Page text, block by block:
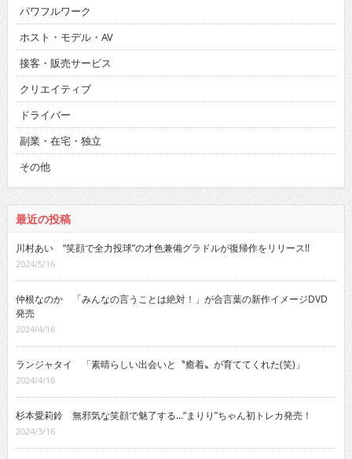
パワフルワーク
ホスト・モデル・AV
接客・販売サービス
クリエイティブ
ドライバー
副業・在宅・独立
その他
最近の投稿
川村あい “笑顔で全力投球”の才色兼備グラドルが復帰作をリリース!!
2024/5/16
仲根なのか 「みんなの言うことは絶対！」が合言葉の新作イメージDVD
発売
2024/4/16
ランジャタイ 「素晴らしい出会いと〝癒着〟が育ててくれた(笑)」
2024/4/16
杉本愛莉鈴 無邪気な笑顔で魅了する…“まりり”ちゃん初トレカ発売！
2024/3/16